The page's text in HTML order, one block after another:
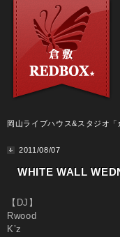
岡山ライブハウス&スタジオ
2011/08/07
WHITE WALL
【DJ】
Rwood
K’z